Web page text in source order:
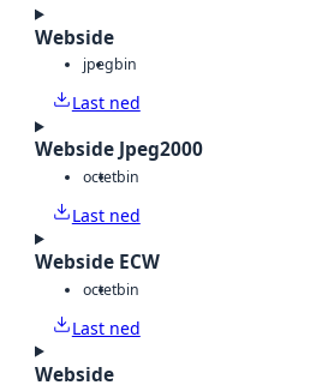
Webside
jpegbin
Last ned
Webside Jpeg2000
octetbin
Last ned
Webside ECW
octetbin
Last ned
Webside